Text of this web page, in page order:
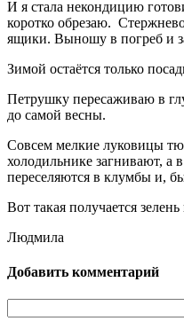
И я стала некондицию
коротко обрезаю.
ящики. Выношу в погреб и
Зимой остаётся только
Петрушку пересаживаю в
до самой весны.
Совсем мелкие луковицы
холодильнике загнивают, а
переселяются в клумбы и,
Вот такая получается
Людмила
Добавить комментарий